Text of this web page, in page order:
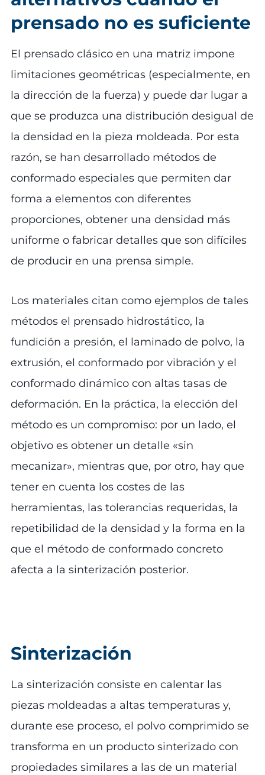
prensado no es suficiente
El prensado clásico en una matriz impone
limitaciones geométricas (especialmente, en
la dirección de la fuerza) y puede dar lugar a
que se produzca una distribución desigual de
la densidad en la pieza moldeada. Por esta
razón, se han desarrollado métodos de
conformado especiales que permiten dar
forma a elementos con diferentes
proporciones, obtener una densidad más
uniforme o fabricar detalles que son difíciles
de producir en una prensa simple.
Los materiales citan como ejemplos de tales
métodos el prensado hidrostático, la
fundición a presión, el laminado de polvo, la
extrusión, el conformado por vibración y el
conformado dinámico con altas tasas de
deformación. En la práctica, la elección del
método es un compromiso: por un lado, el
objetivo es obtener un detalle «sin
mecanizar», mientras que, por otro, hay que
tener en cuenta los costes de las
herramientas, las tolerancias requeridas, la
repetibilidad de la densidad y la forma en la
que el método de conformado concreto
afecta a la sinterización posterior.
Sinterización
La sinterización consiste en calentar las
piezas moldeadas a altas temperaturas y,
durante ese proceso, el polvo comprimido se
transforma en un producto sinterizado con
propiedades similares a las de un material